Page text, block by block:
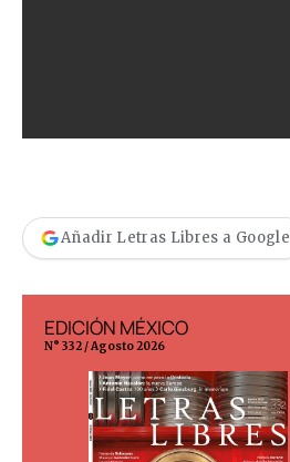
Añadir Letras Libres a Google
EDICIÓN MÉXICO
N° 332 / Agosto 2026